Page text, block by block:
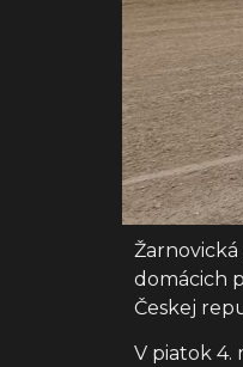
domácich
Českej
V piatok 4.